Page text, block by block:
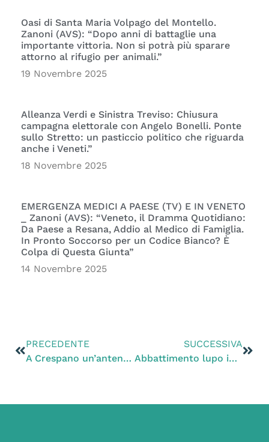
Oasi di Santa Maria Volpago del Montello.
Zanoni (AVS): “Dopo anni di battaglie una
importante vittoria. Non si potrà più sparare
attorno al rifugio per animali.”
19 Novembre 2025
Alleanza Verdi e Sinistra Treviso: Chiusura
campagna elettorale con Angelo Bonelli. Ponte
sullo Stretto: un pasticcio politico che riguarda
anche i Veneti.”
18 Novembre 2025
EMERGENZA MEDICI A PAESE (TV) E IN VENETO
_ Zanoni (AVS): “Veneto, il Dramma Quotidiano:
Da Paese a Resana, Addio al Medico di Famiglia.
In Pronto Soccorso per un Codice Bianco? È
Colpa di Questa Giunta”
14 Novembre 2025
PRECEDENTE
A Crespano un’antenna telefonica alta 29 metri e collocata a circa 20 metri dalle abitazioni
SUCCESSIVA
Abbattimento lupo in Alto Adige. Zanoni (AVS): “Un precedente gravissimo ignorate le alternative. Europa Verde sostiene le denunce delle associazioni animaliste”